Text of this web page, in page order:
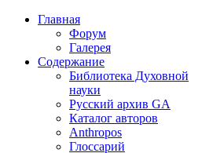
Главная
Форум
Галерея
Содержание
Библиотека Духовной
науки
Русский архив GA
Каталог авторов
Anthropos
Глоссарий